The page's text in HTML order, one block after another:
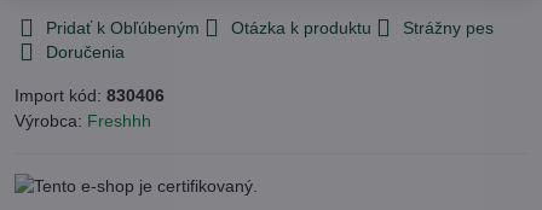
Pridať k Obľúbeným Otázka k produktu
Strážny pes
Doručenia
Import kód: 830406
Výrobca: Freshhh